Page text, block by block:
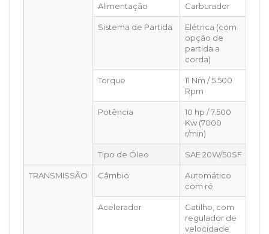
Alimentação Carburador
Sistema de Partida
Elétrica (com
opção de
partida a
corda)
Torque
11 Nm / 5.500
Rpm
Potência
10 hp / 7.500
Kw (7000
r/min)
Tipo de Óleo SAE 20W/50SF
TRANSMISSÃO Câmbio
Automático
com ré
Acelerador
Gatilho, com
regulador de
velocidade